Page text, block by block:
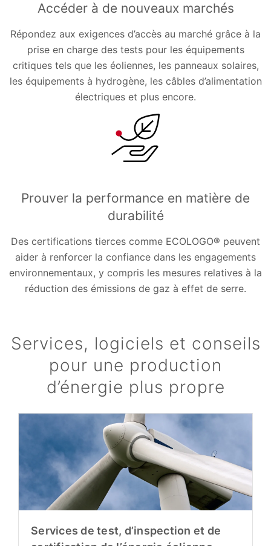
Accéder à de nouveaux marchés
Répondez aux exigences d’accès au marché grâce à la
prise en charge des tests pour les équipements
critiques tels que les éoliennes, les panneaux solaires,
les équipements à hydrogène, les câbles d’alimentation
électriques et plus encore.
Prouver la performance en matière de
durabilité
Des certifications tierces comme ECOLOGO® peuvent
aider à renforcer la confiance dans les engagements
environnementaux, y compris les mesures relatives à la
réduction des émissions de gaz à effet de serre.
Services, logiciels et conseils
pour une production
d’énergie plus propre
Services de test, d’inspection et de